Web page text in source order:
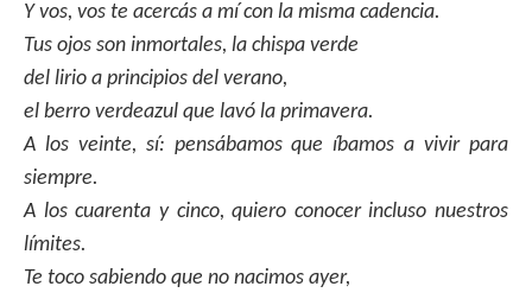
Y vos, vos te acercás a mí con la misma cadencia.
Tus ojos son inmortales, la chispa verde
del lirio a principios del verano,
el berro verdeazul que lavó la primavera.
A los veinte, sí: pensábamos que íbamos a vivir para
siempre.
A los cuarenta y cinco, quiero conocer incluso nuestros
límites.
Te toco sabiendo que no nacimos ayer,